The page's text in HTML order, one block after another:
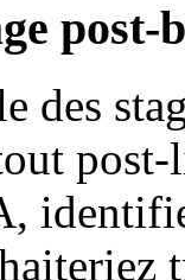
post-
des